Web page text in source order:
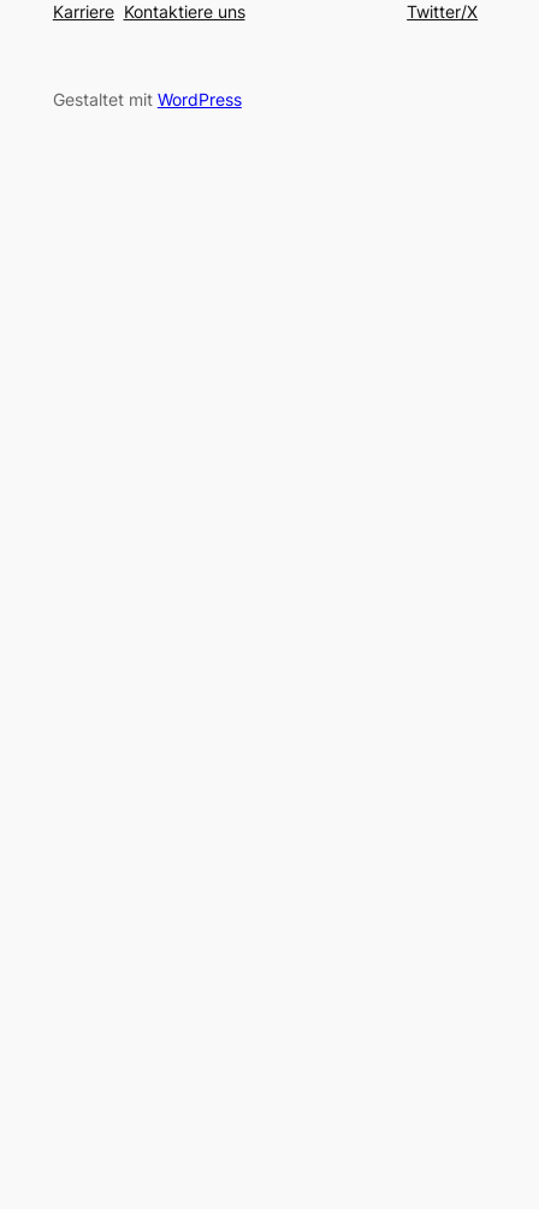
Karriere Kontaktiere uns
Twitter/X
Gestaltet mit WordPress